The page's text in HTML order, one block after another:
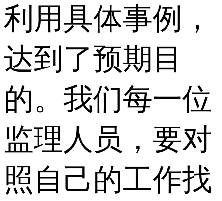
利用具体事例，
达到了预期目
的。我们每一位
监理人员，要对
照自己的工作找